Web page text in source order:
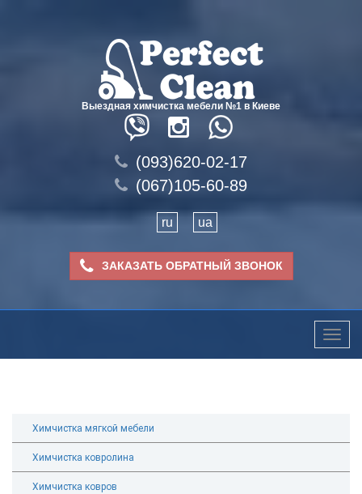
Выездная химчистка мебели №1 в Киеве
(093)620-02-17
(067)105-60-89
ru ua
ЗАКАЗАТЬ ОБРАТНЫЙ ЗВОНОК
Toggle
Химчистка мягкой мебели
Химчистка ковролина
Химчистка ковров